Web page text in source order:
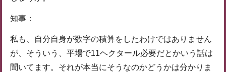
知事：
私も、自分自身が数字の積算をしたわけではありません
が、そういう、平場で11ヘクタール必要だとかいう話は
聞いてます。それが本当にそうなのかどうかは分かりま